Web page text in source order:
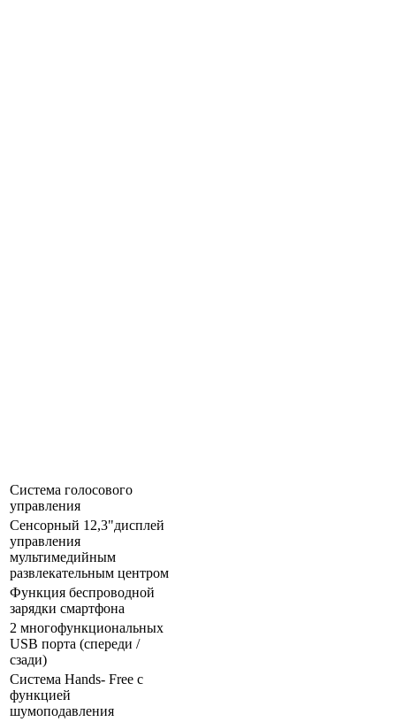
Система голосового
управления
Сенсорный 12,3"дисплей
управления
мультимедийным
развлекательным центром
Функция беспроводной
зарядки смартфона
2 многофункциональных
USB порта (спереди /
сзади)
Система Hands- Free с
функцией
шумоподавления